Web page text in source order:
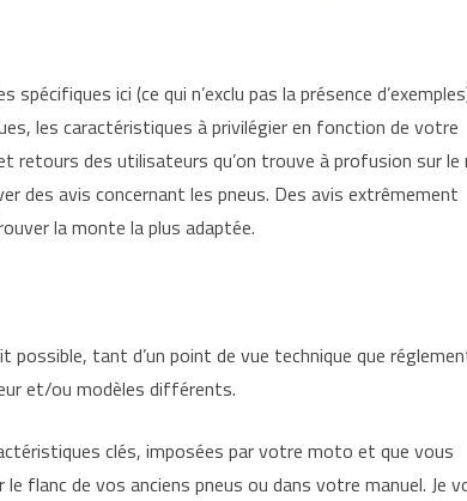
ici (ce qui n’exclu pas la présence
les caractéristiques à privilégier en fonction de votre
retours des utilisateurs qu’on trouve à profusion sur le
des avis concernant les pneus. Des avis extrêmement
la monte la plus adaptée.
tant d’un point de vue technique que
et/ou modèles différents.
clés, imposées par votre moto et que vous
flanc de vos anciens pneus ou dans votre manuel. Je